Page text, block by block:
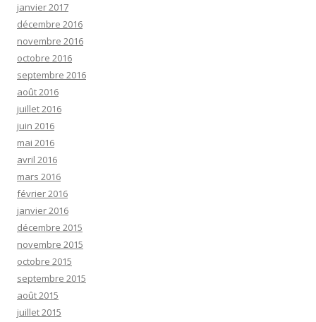
janvier 2017
décembre 2016
novembre 2016
octobre 2016
septembre 2016
août 2016
juillet 2016
juin 2016
mai 2016
avril 2016
mars 2016
février 2016
janvier 2016
décembre 2015
novembre 2015
octobre 2015
septembre 2015
août 2015
juillet 2015